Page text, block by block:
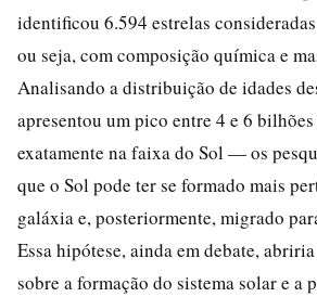
identificou 6.594 estrelas
ou seja, com composição química e
Analisando a distribuição de idades
apresentou um pico entre 4 e 6 bilhões
exatamente na faixa do Sol — os
que o Sol pode ter se formado mais
galáxia e, posteriormente, migrado
Essa hipótese, ainda em debate,
sobre a formação do sistema solar e a